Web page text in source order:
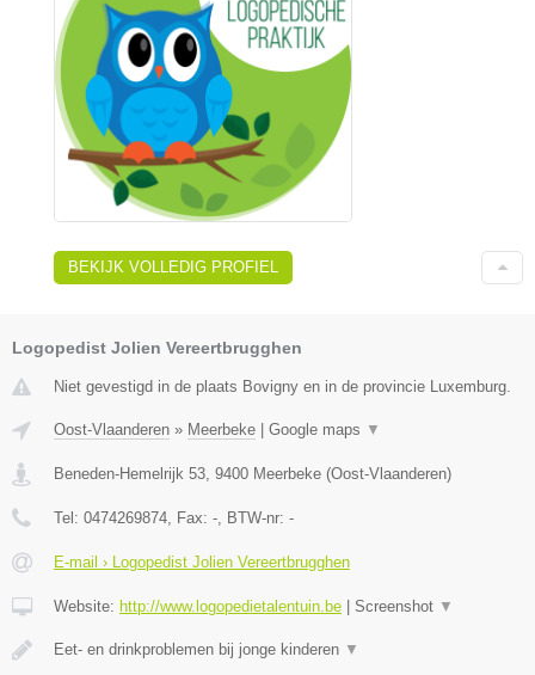
BEKIJK VOLLEDIG PROFIEL
Logopedist Jolien Vereertbrugghen
Niet gevestigd in de plaats Bovigny en in de provincie Luxemburg.
Oost-Vlaanderen » Meerbeke Google maps ▼
Beneden-Hemelrijk 53, 9400 Meerbeke (Oost-Vlaanderen)
Tel: 0474269874, Fax: -, BTW-nr: -
E-mail › Logopedist Jolien Vereertbrugghen
Website: http://www.logopedietalentuin.be Screenshot ▼
Eet- en drinkproblemen bij jonge kinderen ▼